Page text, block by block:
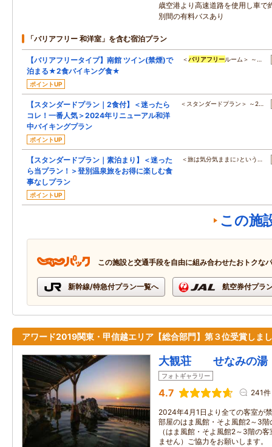
歳空港より高速道路を使用し車
別間の有料バスあり
「バリアフリー 和洋室」を含む宿泊プラン
【バリアフリータイプ】南館 ツイン(禁煙)で
泊まる★2食バイキング食★
ポイントUP
＜バリアフリールーム＞ ～…
【スタンダードプラン｜2食付】＜迷ったら
コレ！一番人気＞2024年リニューアル和洋
中バイキングプラン
ポイントUP
＜スタンダードプラン＞ ～2…
【スタンダードプラン｜素泊まり】＜迷った
ら当プラン！＞登別温泉旅をお得に楽しむ食
事なしプラン
ポイントUP
＜旅は気分気ままに♪という…
この施
この施設と交通手段を自由に組み合わせたおトクな
新幹線/特急付プラン一覧へ 航空券付プラ
アワード2019関東・甲信越エリア【総合部門】第３位受賞しま
大観荘 せなみの湯
フォトギャラリー
4.7 241件
2024年4月1日より全ての客室が
部屋のはま風館・そよ風館2～3
（はま風館・そよ風館2～3階の
ません）ご協力をお願いします。